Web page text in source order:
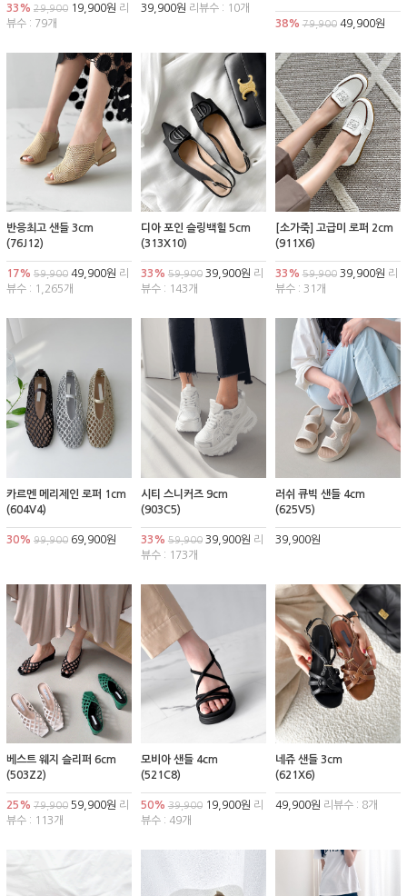
33% 29,900 19,900원 리
뷰수 : 79개
39,900원 리뷰수 : 10개
38% 79,90049,900원
반응최고 샌들 3cm
(76J12)
17% 59,900 49,900원 리
뷰수 : 1,265개
디아 포인 슬링백힐 5cm
(313X10)
33% 59,90039,900원 리
뷰수 : 143개
[소가죽] 고급미 로퍼 2cm
(911X6)
33% 59,90039,900원 리
뷰수 : 31개
카르멘 메리제인 로퍼 1cm
(604V4)
30% 99,900 69,900원
시티 스니커즈 9cm
(903C5)
33% 59,90039,900원 리
뷰수 : 173개
러쉬 큐빅 샌들 4cm
(625V5)
39,900원
베스트 웨지 슬리퍼 6cm
(503Z2)
25% 79,900 59,900원 리
뷰수 : 113개
모비아 샌들 4cm
(521C8)
50% 39,90019,900원 리
뷰수 : 49개
네쥬 샌들 3cm
(621X6)
49,900원 리뷰수 : 8개